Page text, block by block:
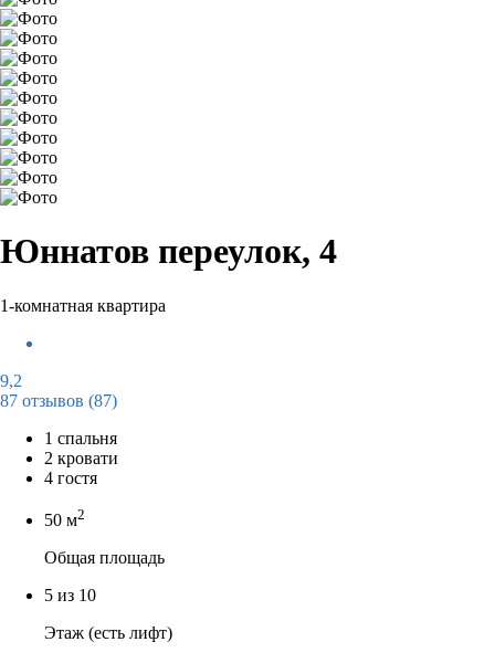
Юннатов переулок, 4
1-комнатная квартира
9,2
87 отзывов (87)
1 спальня
2 кровати
4 гостя
50 м2
Общая площадь
5 из 10
Этаж (есть лифт)